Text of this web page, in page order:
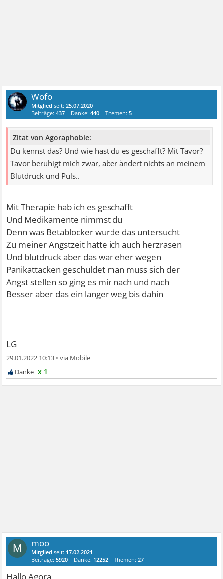
Wofo
Mitglied seit:25.07.2020
Beiträge:437 Danke:440 Themen:5
Zitat von Agoraphobie:
Du kennst das? Und wie hast du es geschafft? Mit Tavor?
Tavor beruhigt mich zwar, aber ändert nichts an meinem
Blutdruck und Puls..
Mit Therapie hab ich es geschafft
Und Medikamente nimmst du
Denn was Betablocker wurde das untersucht
Zu meiner Angstzeit hatte ich auch herzrasen
Und blutdruck aber das war eher wegen
Panikattacken geschuldet man muss sich der
Angst stellen so ging es mir nach und nach
Besser aber das ein langer weg bis dahin
LG
29.01.2022 10:13 •
x 1
M moo
Mitglied seit: 17.02.2021
Beiträge:5920 Danke: 12252 Themen:27
Hallo Agora,